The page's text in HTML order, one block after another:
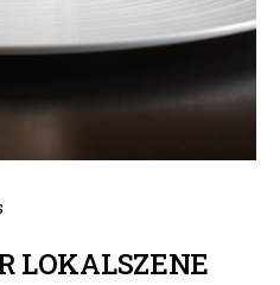
LOKALSZENE